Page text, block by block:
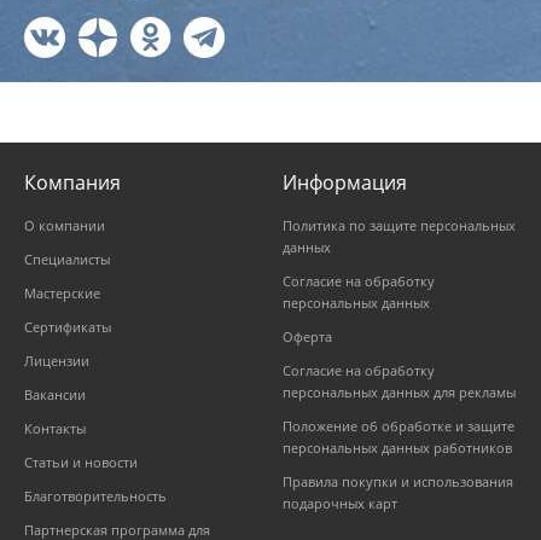
Компания
О компании
Специалисты
Мастерские
Сертификаты
Лицензии
Вакансии
Контакты
Статьи и новости
Благотворительность
Партнерская программа для
Информация
Политика по защите персональных
данных
Согласие на обработку
персональных данных
Оферта
Согласие на обработку
персональных данных для рекламы
Положение об обработке и защите
персональных данных работников
Правила покупки и использования
подарочных карт